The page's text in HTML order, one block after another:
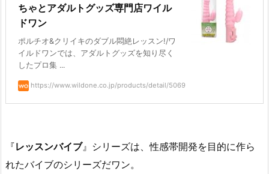
ちゃとアダルトグッズ専門店ワイル
ドワン
ポルチオ&クリイキのダブル悶絶レッスン!/ワ
イルドワンでは、アダルトグッズを知り尽く
したプロ集 ...
https://www.wildone.co.jp/products/detail/5069
『レッスンバイブ』シリーズは、性感帯開発を目的に作ら
れたバイブのシリーズだワン。